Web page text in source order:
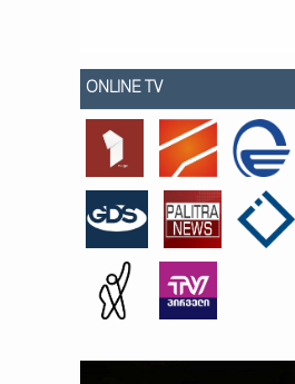
ONLINE TV